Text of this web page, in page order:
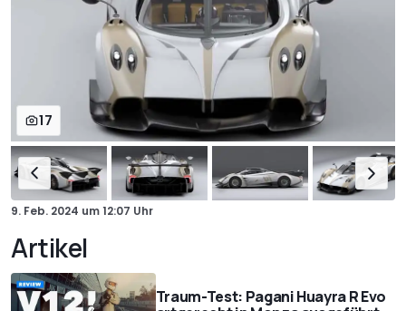
17
9. Feb. 2024 um12:07 Uhr
Artikel
Traum-Test: Pagani Huayra R Evo